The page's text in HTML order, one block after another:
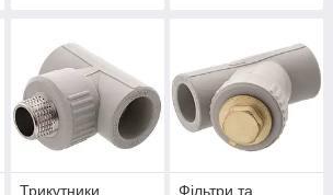
Трикутники
Фільтри та